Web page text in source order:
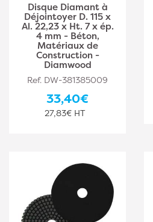
Disque Diamant à
Déjointoyer D. 115 x
Al. 22,23 x Ht. 7 x ép.
4 mm - Béton,
Matériaux de
Construction -
Diamwood
Ref. DW-381385009
33,40€
27,83€ HT